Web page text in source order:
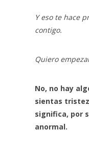
Y eso te hace
contigo.
Quiero
No, no hay
sientas
significa, por
anormal.